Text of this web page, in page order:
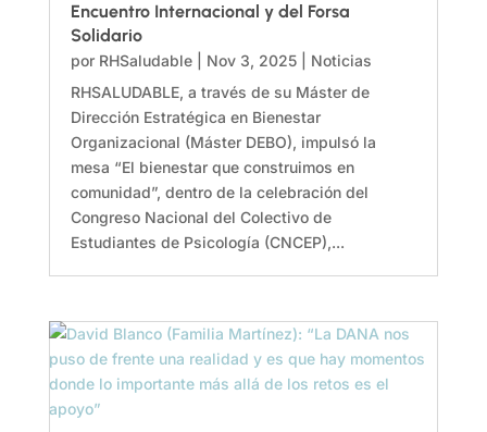
Encuentro Internacional y del Forsa
Solidario
por RHSaludable| Nov 3, 2025| Noticias
RHSALUDABLE, a través de su Máster de
Dirección Estratégica en Bienestar
Organizacional (Máster DEBO), impulsó la
mesa “El bienestar que construimos en
comunidad”, dentro de la celebración del
Congreso Nacional del Colectivo de
Estudiantes de Psicología (CNCEP),...